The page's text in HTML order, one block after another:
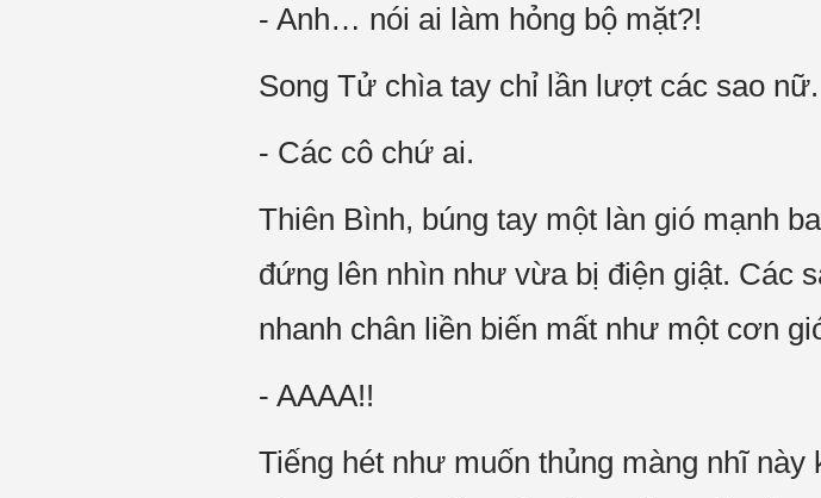
- Anh… nói ai làm hỏng bộ mặt?!
Song Tử chìa tay chỉ lần lượt các sao nữ.
- Các cô chứ ai.
Thiên Bình, búng tay một làn gió mạnh
đứng lên nhìn như vừa bị điện giật. Các
nhanh chân liền biến mất như một cơn
- AAAA!!
Tiếng hét như muốn thủng màng nhĩ